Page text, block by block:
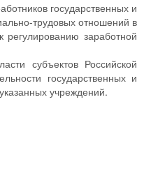
государственных и
трудовых отношений в
заработной
субъектов Российской
государственных и
учреждений.